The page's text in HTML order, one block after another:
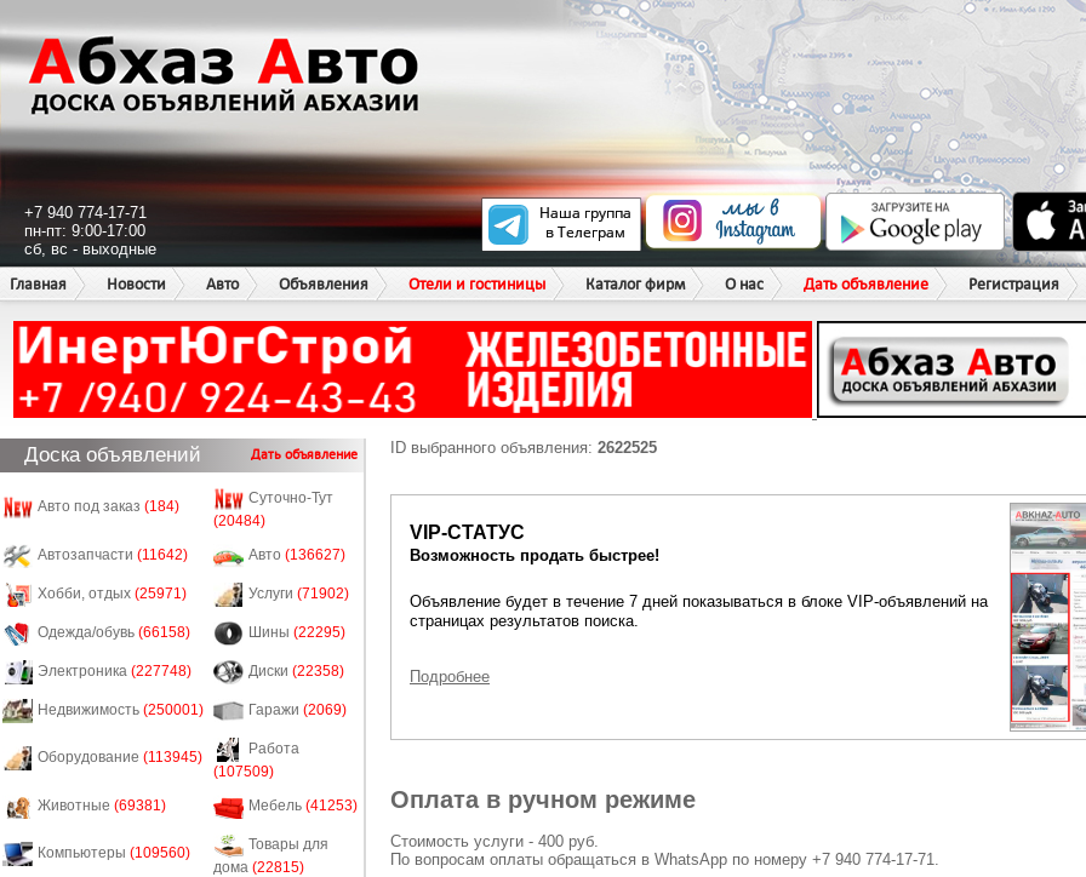
+7 940 774-17-71
пн-пт: 9:00-17:00
сб, вс - выходные
Главная
Новости Авто Объявления Отели и гостиницы Каталог фирм О нас Дать объявление Регистрация
Доска объявлений Дать объявление
Авто под заказ (184)
Суточно-Тут
(20484)
Автозапчасти (11642) Авто (136627)
Хобби, отдых (25971) Услуги (71902)
Одежда/обувь (66158) Шины (22295)
Электроника (227748) Диски (22358)
Недвижимость (250001) Гаражи (2069)
Оборудование (113945)
Работа
(107509)
Животные (69381) Мебель (41253)
Компьютеры (109560)
Товары для
дома (22815)
ID выбранного объявления: 2622525
VIP-СТАТУС
Возможность продать быстрее!
Объявление будет в течение 7 дней показываться в блоке VIP-объявлений на
страницах результатов поиска.
Подробнее
Оплата в ручном режиме
Стоимость услуги - 400 руб.
По вопросам оплаты обращаться в WhatsApp по номеру +7 940 774-17-71.